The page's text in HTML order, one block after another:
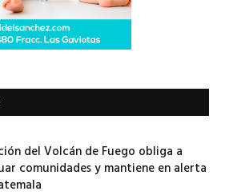
del Volcán de Fuego obliga a
comunidades y mantiene en alerta